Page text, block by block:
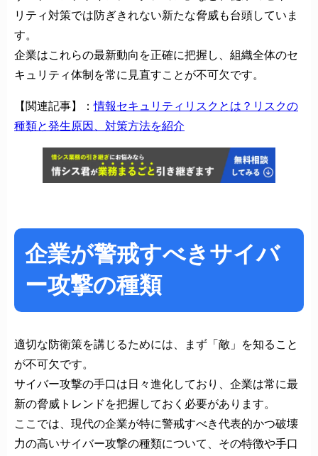
リティ対策では防ぎきれない新たな脅威も台頭していま
す。
企業はこれらの最新動向を正確に把握し、組織全体のセ
キュリティ体制を常に見直すことが不可欠です。
【関連記事】：情報セキュリティリスクとは？リスクの
種類と発生原因、対策方法を紹介
企業が警戒すべきサイバ
ー攻撃の種類
適切な防衛策を講じるためには、まず「敵」を知ること
が不可欠です。
サイバー攻撃の手口は日々進化しており、企業は常に最
新の脅威トレンドを把握しておく必要があります。
ここでは、現代の企業が特に警戒すべき代表的かつ破壊
力の高いサイバー攻撃の種類について、その特徴や手口